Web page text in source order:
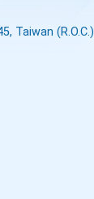
Taiwan (R.O.C.)